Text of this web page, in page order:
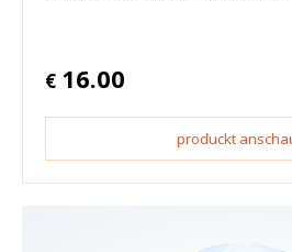
€ 16.00
produckt